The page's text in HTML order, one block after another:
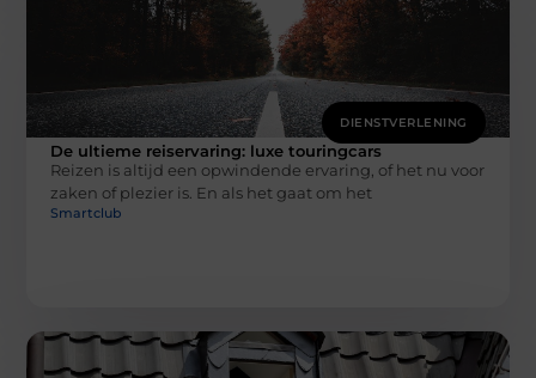
DIENSTVERLENING
De ultieme reiservaring: luxe touringcars
Reizen is altijd een opwindende ervaring, of het nu voor
zaken of plezier is. En als het gaat om het
Smartclub